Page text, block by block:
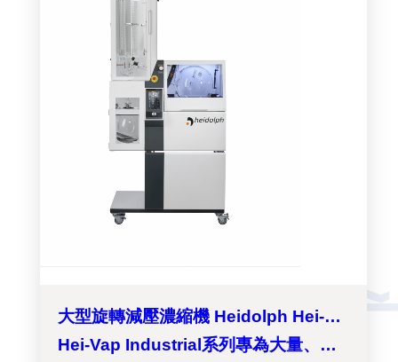
計，溶劑蒸發、溶劑回收、樣品進樣、
濃縮完畢樣品收...
大型旋轉減壓濃縮機 Heidolph Hei-
VAP Industrial
Hei-Vap Industrial系列專為大量、不